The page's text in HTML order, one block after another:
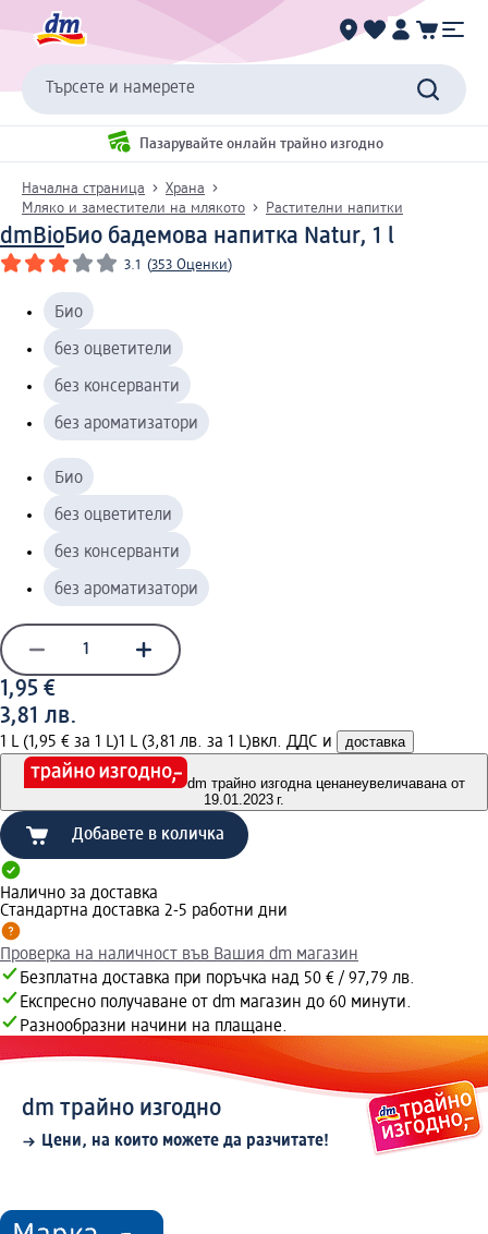
Търсете и намерете
Пазарувайте онлайн трайно изгодно
Начална страница
Храна
Мляко и заместители на млякото
Растителни напитки
dmBioБио бадемова напитка Natur, 1 l
3.1 (353 Оценки)
Био
без оцветители
без консерванти
без ароматизатори
Био
без оцветители
без консерванти
без ароматизатори
1,95 €
3,81 лв.
1 L (1,95 € за 1 L)1 L (3,81 лв. за 1 L)вкл. ДДС и доставка
dm трайно изгодна ценанеувеличавана от
19.01.2023 г.
Добавете в количка
Налично за доставка
Стандартна доставка 2-5 работни дни
Проверка на наличност във Вашия dm магазин
Безплатна доставка при поръчка над 50 € / 97,79 лв.
Експресно получаване от dm магазин до 60 минути.
Разнообразни начини на плащане.
dm трайно изгодно
Цени, на които можете да разчитате!